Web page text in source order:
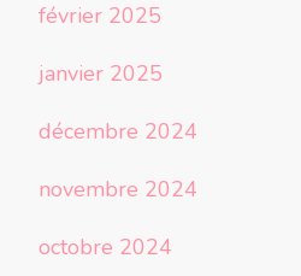
février 2025
janvier 2025
décembre 2024
novembre 2024
octobre 2024